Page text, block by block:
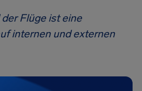
Flüge ist eine
internen und externen